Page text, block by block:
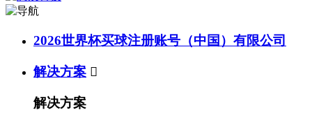
2026世界杯买球注册账号（中国）有限公司
解决方案 
解决方案